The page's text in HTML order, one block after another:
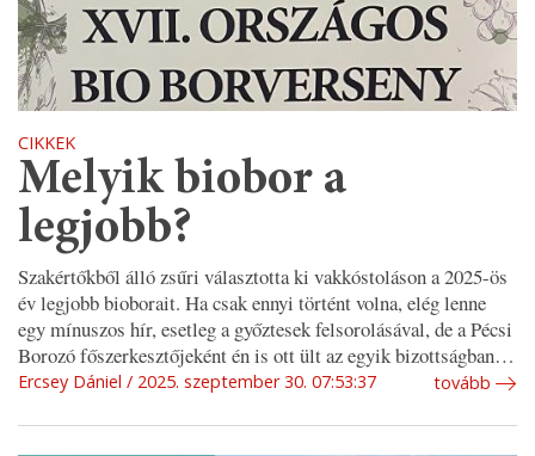
CIKKEK
Melyik biobor a
legjobb?
Szakértőkből álló zsűri választotta ki vakkóstoláson a 2025-ös
év legjobb bioborait. Ha csak ennyi történt volna, elég lenne
egy mínuszos hír, esetleg a győztesek felsorolásával, de a Pécsi
Borozó főszerkesztőjeként én is ott ült az egyik bizottságban…
Ercsey Dániel 2025. szeptember 30. 07:53:37 tovább